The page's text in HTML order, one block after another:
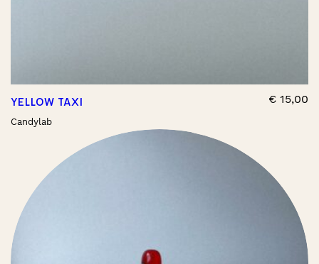
YELLOW TAXI
Candylab
€ 15,00